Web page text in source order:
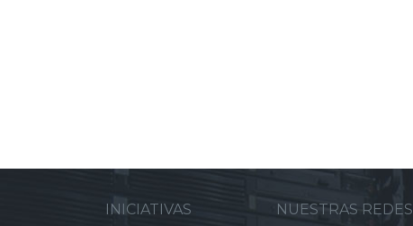
INICIATIVAS
NUESTRAS REDES